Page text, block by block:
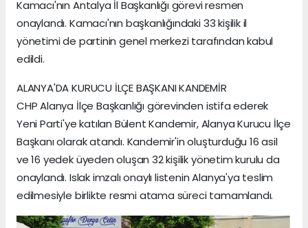
Kamacı'nın Antalya İl Başkanlığı görevi resmen
onaylandı. Kamacı'nın başkanlığındaki 33 kişilik il
yönetimi de partinin genel merkezi tarafından kabul
edildi.
ALANYA'DA KURUCU İLÇE BAŞKANI KANDEMİR
CHP Alanya İlçe Başkanlığı görevinden istifa ederek
Yeni Parti'ye katılan Bülent Kandemir, Alanya Kurucu İlçe
Başkanı olarak atandı. Kandemir'in oluşturduğu 16 asil
ve 16 yedek üyeden oluşan 32 kişilik yönetim kurulu da
onaylandı. Islak imzalı onaylı listenin Alanya'ya teslim
edilmesiyle birlikte resmi atama süreci tamamlandı.